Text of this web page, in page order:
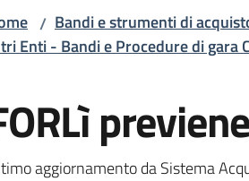
/ Bandi e strumenti di
Enti - Bandi e Procedure di gara
al contenuto
aggiornamento da Sistema